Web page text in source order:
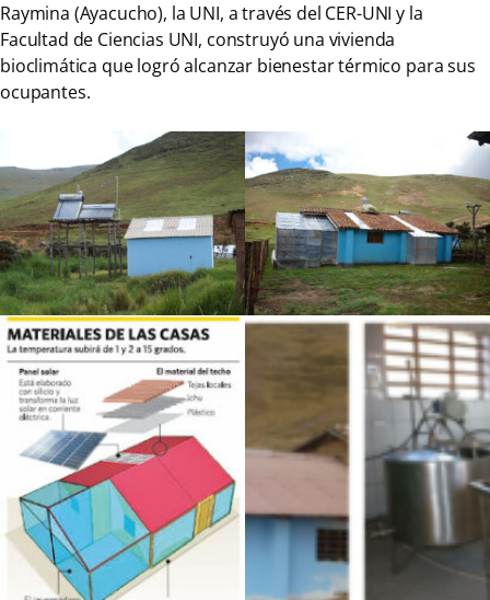
Raymina (Ayacucho), la UNI, a través del CER-UNI y la
Facultad de Ciencias UNI, construyó una vivienda
bioclimática que logró alcanzar bienestar térmico para sus
ocupantes.